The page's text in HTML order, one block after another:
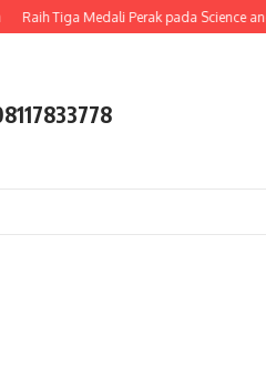
Raih Tiga Medali Perak pada Science and